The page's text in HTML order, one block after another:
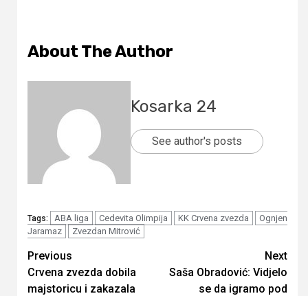
About The Author
Kosarka 24
See author's posts
Tags: ABA liga Cedevita Olimpija KK Crvena zvezda
Ognjen
Jaramaz
Zvezdan Mitrović
Continue
Reading
Previous
Crvena zvezda dobila
majstoricu i zakazala
Next
Saša Obradović: Vidjelo
se da igramo pod